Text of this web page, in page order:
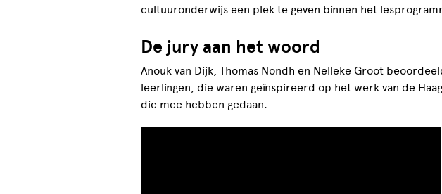
cultuuronderwijs een plek te geven binnen het
De jury aan het woord
Anouk van Dijk, Thomas Nondh en Nelleke Groot
leerlingen, die waren geïnspireerd op het werk van de
die mee hebben gedaan.